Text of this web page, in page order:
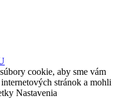
cookie, aby sme vám
stránok a mohli
Nastavenia